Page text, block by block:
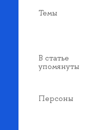
Темы
В статье
упомянуты
Персоны